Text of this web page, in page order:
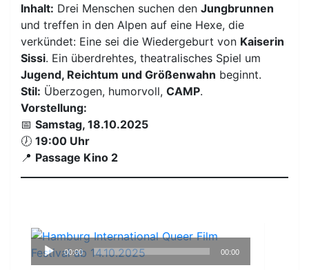
Inhalt: Drei Menschen suchen den Jungbrunnen
und treffen in den Alpen auf eine Hexe, die
verkündet: Eine sei die Wiedergeburt von Kaiserin
Sissi. Ein überdrehtes, theatralisches Spiel um
Jugend, Reichtum und Größenwahn beginnt.
Stil: Überzogen, humorvoll, CAMP.
Vorstellung:
📅 Samstag, 18.10.2025
🕖 19:00 Uhr
📍 Passage Kino 2
Audio-
Player
00:00 00:00